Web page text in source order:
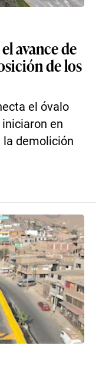
avance de
de los
el óvalo
en
la demolición